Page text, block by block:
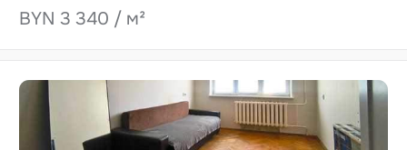
BYN 3 340 / м²